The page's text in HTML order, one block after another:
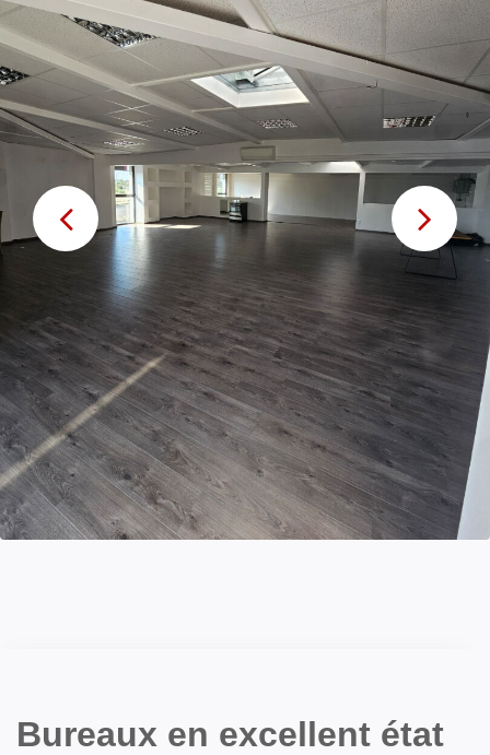
Bureaux en excellent état